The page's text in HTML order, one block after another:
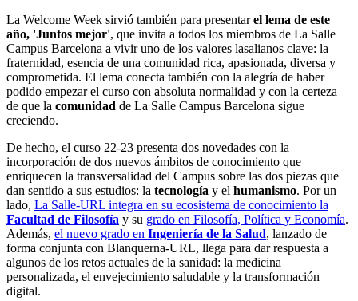
La Welcome Week sirvió también para presentarel lema de este
año, 'Juntos mejor', que invita a todos los miembros de La Salle
Campus Barcelona a vivir uno de los valores lasalianos clave: la
fraternidad, esencia de una comunidad rica, apasionada, diversa y
comprometida. El lema conecta también con la alegría de haber
podido empezar el curso con absoluta normalidad y con la certeza
de que la comunidad de La Salle Campus Barcelona sigue
creciendo.
De hecho, el curso 22-23 presenta dos novedades con la
incorporación de dos nuevos ámbitos de conocimiento que
enriquecen la transversalidad del Campus sobre las dos piezas que
dan sentido a sus estudios: la tecnología y el humanismo. Por un
lado, La Salle-URL integra en su ecosistema de conocimiento la
Facultad de Filosofía y su grado en Filosofía, Política y Economía.
Además, el nuevo grado en Ingeniería de la Salud, lanzado de
forma conjunta con Blanquerna-URL, llega para dar respuesta a
algunos de los retos actuales de la sanidad: la medicina
personalizada, el envejecimiento saludable y la transformación
digital.